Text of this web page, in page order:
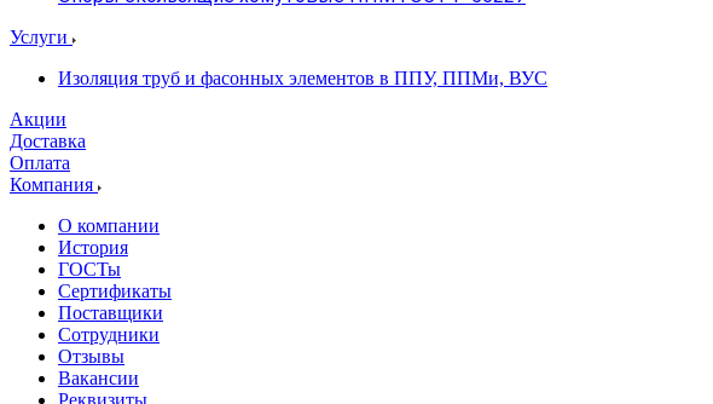
Услуги
Изоляция труб и фасонных элементов в ППУ, ППМи, ВУС
Акции
Доставка
Оплата
Компания
О компании
История
ГОСТы
Сертификаты
Поставщики
Сотрудники
Отзывы
Вакансии
Реквизиты